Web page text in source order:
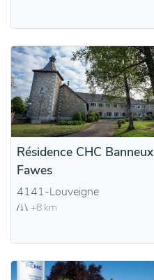
Résidence CHC Banneux
Fawes
4141-Louveigne
+8 km